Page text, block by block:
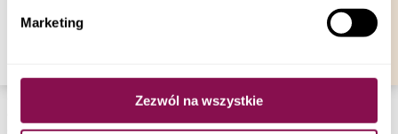
Twojej przeglądarki.
Marketing
Zezwól na wszystkie
Catering Dietetyczny Baranów
Catering Dietetyczny Biała Rawska
Catering Dietetyczny Brwinów
Catering Dietetyczny Budy-Grzybek